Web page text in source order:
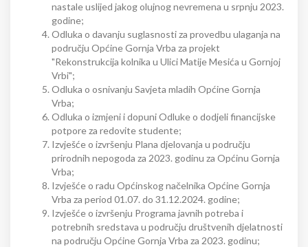
nastale uslijed jakog olujnog nevremena u srpnju 2023.
godine;
Odluka o davanju suglasnosti za provedbu ulaganja na
području Općine Gornja Vrba za projekt
"Rekonstrukcija kolnika u Ulici Matije Mesića u Gornjoj
Vrbi";
Odluka o osnivanju Savjeta mladih Općine Gornja
Vrba;
Odluka o izmjeni i dopuni Odluke o dodjeli financijske
potpore za redovite studente;
Izvješće o izvršenju Plana djelovanja u području
prirodnih nepogoda za 2023. godinu za Općinu Gornja
Vrba;
Izvješće o radu Općinskog načelnika Općine Gornja
Vrba za period 01.07. do 31.12.2024. godine;
Izvješće o izvršenju Programa javnih potreba i
potrebnih sredstava u području društvenih djelatnosti
na području Općine Gornja Vrba za 2023. godinu;